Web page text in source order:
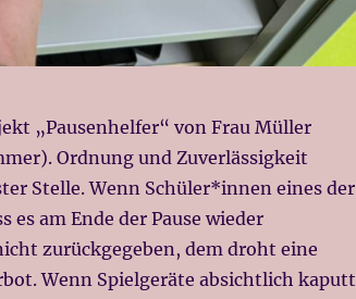
„Pausenhelfer“ von Frau Müller
Ordnung und Zuverlässigkeit
Stelle. Wenn Schüler*innen eines der
es am Ende der Pause wieder
zurückgegeben, dem droht eine
Wenn Spielgeräte absichtlich kaputt